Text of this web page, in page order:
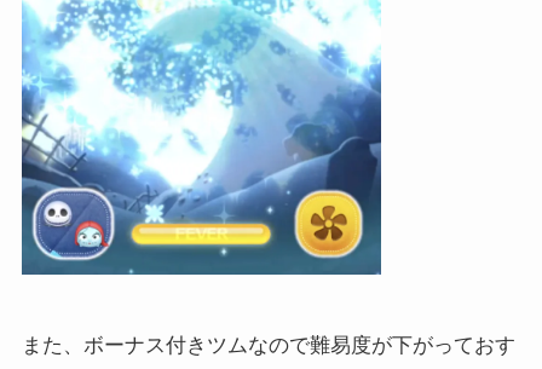
また、ボーナス付きツムなので難易度が下がっておす